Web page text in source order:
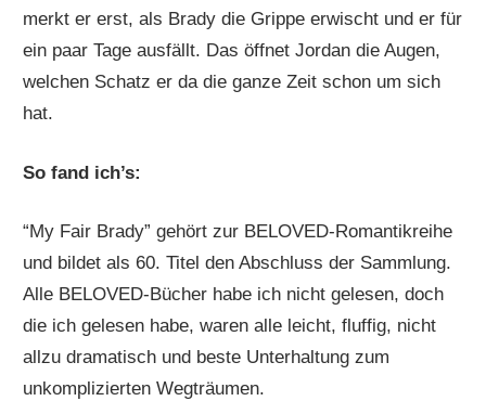
merkt er erst, als Brady die Grippe erwischt und er für
ein paar Tage ausfällt. Das öffnet Jordan die Augen,
welchen Schatz er da die ganze Zeit schon um sich
hat.
So fand ich’s:
“My Fair Brady” gehört zur BELOVED-Romantikreihe
und bildet als 60. Titel den Abschluss der Sammlung.
Alle BELOVED-Bücher habe ich nicht gelesen, doch
die ich gelesen habe, waren alle leicht, fluffig, nicht
allzu dramatisch und beste Unterhaltung zum
unkomplizierten Wegträumen.